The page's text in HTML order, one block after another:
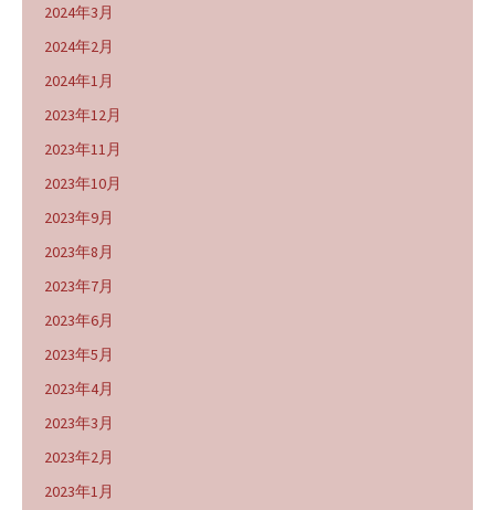
2024年3月
2024年2月
2024年1月
2023年12月
2023年11月
2023年10月
2023年9月
2023年8月
2023年7月
2023年6月
2023年5月
2023年4月
2023年3月
2023年2月
2023年1月